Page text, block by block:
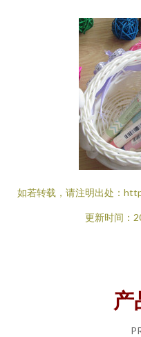
如若转载，请注明出处：
更新时间：
产